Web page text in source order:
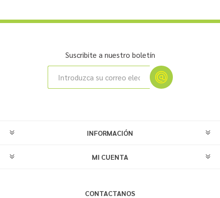
Suscribite a nuestro boletín
INFORMACIÓN
MI CUENTA
CONTACTANOS